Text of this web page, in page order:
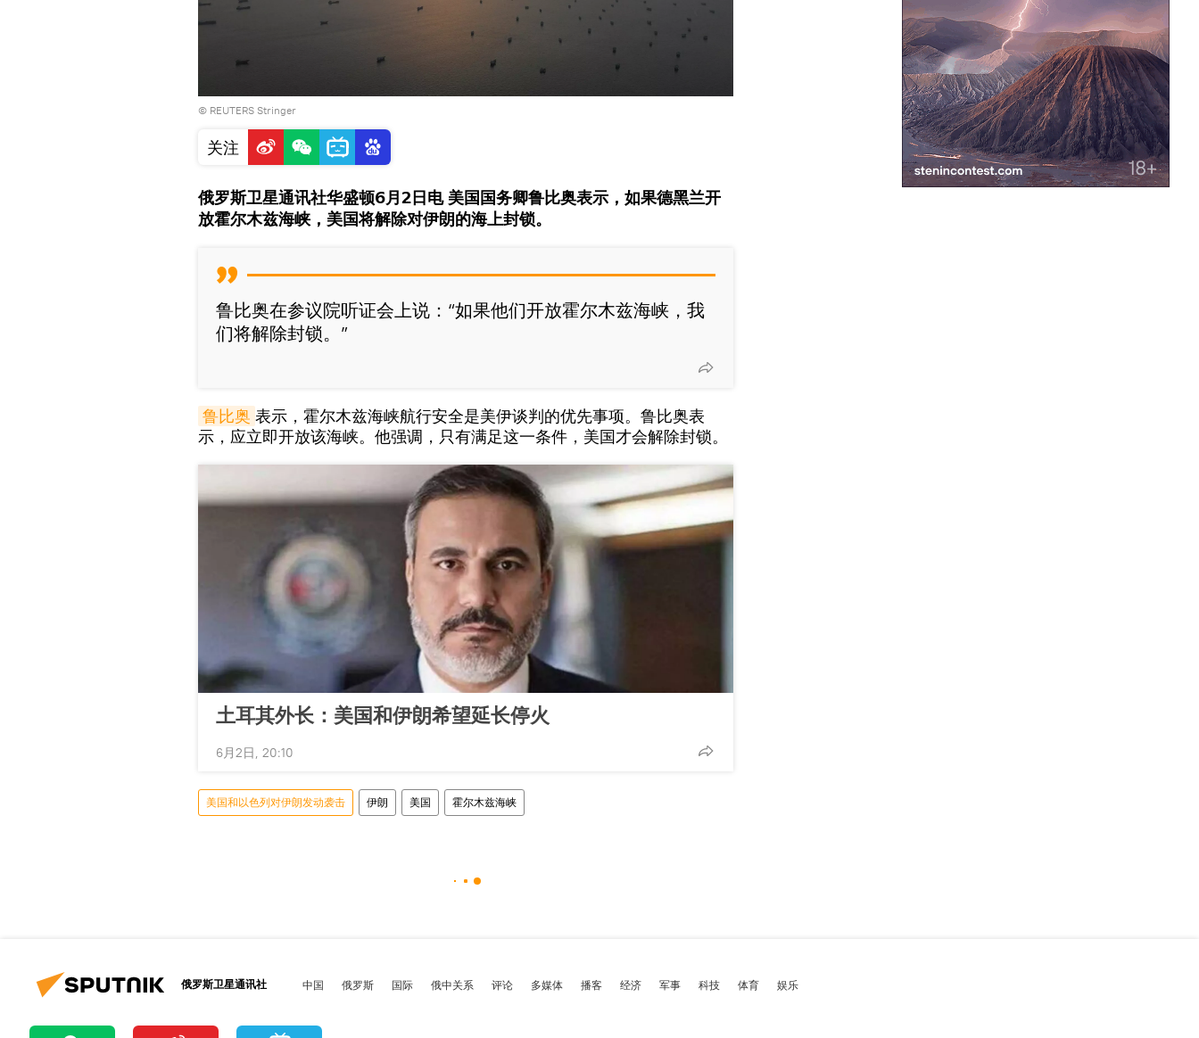
© REUTERS Stringer
关注
俄罗斯卫星通讯社华盛顿6月2日电 美国国务卿鲁比奥表示，如果德黑兰开
放霍尔木兹海峡，美国将解除对伊朗的海上封锁。
鲁比奥在参议院听证会上说：“如果他们开放霍尔木兹海峡，我
们将解除封锁。”
鲁比奥 表示，霍尔木兹海峡航行安全是美伊谈判的优先事项。鲁比奥表
示，应立即开放该海峡。他强调，只有满足这一条件，美国才会解除封锁。
土耳其外长：美国和伊朗希望延长停火
6月2日, 20:10
美国和以色列对伊朗发动袭击 伊朗 美国 霍尔木兹海峡
俄罗斯卫星通讯社 中国 俄罗斯 国际 俄中关系 评论 多媒体 播客 经济 军事 科技 体育 娱乐